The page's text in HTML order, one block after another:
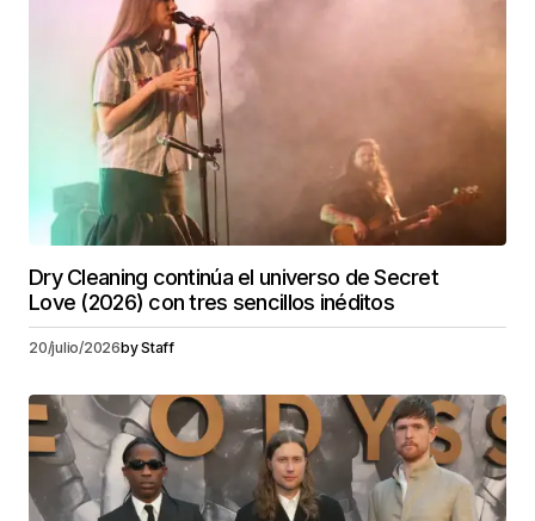
Dry Cleaning continúa el universo de Secret
Love (2026) con tres sencillos inéditos
20/julio/2026byStaff